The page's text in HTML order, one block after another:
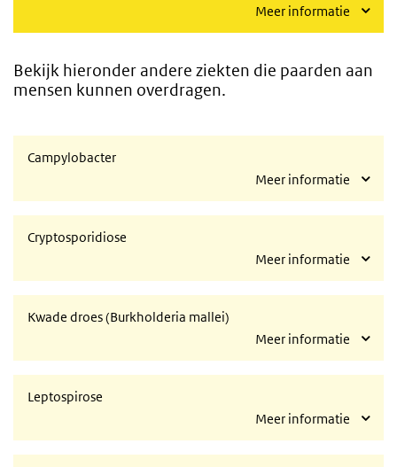
Meer informatie
Bekijk hieronder andere ziekten die paarden aan
mensen kunnen overdragen.
Campylobacter
Meer informatie
Cryptosporidiose
Meer informatie
Kwade droes (Burkholderia mallei)
Meer informatie
Leptospirose
Meer informatie